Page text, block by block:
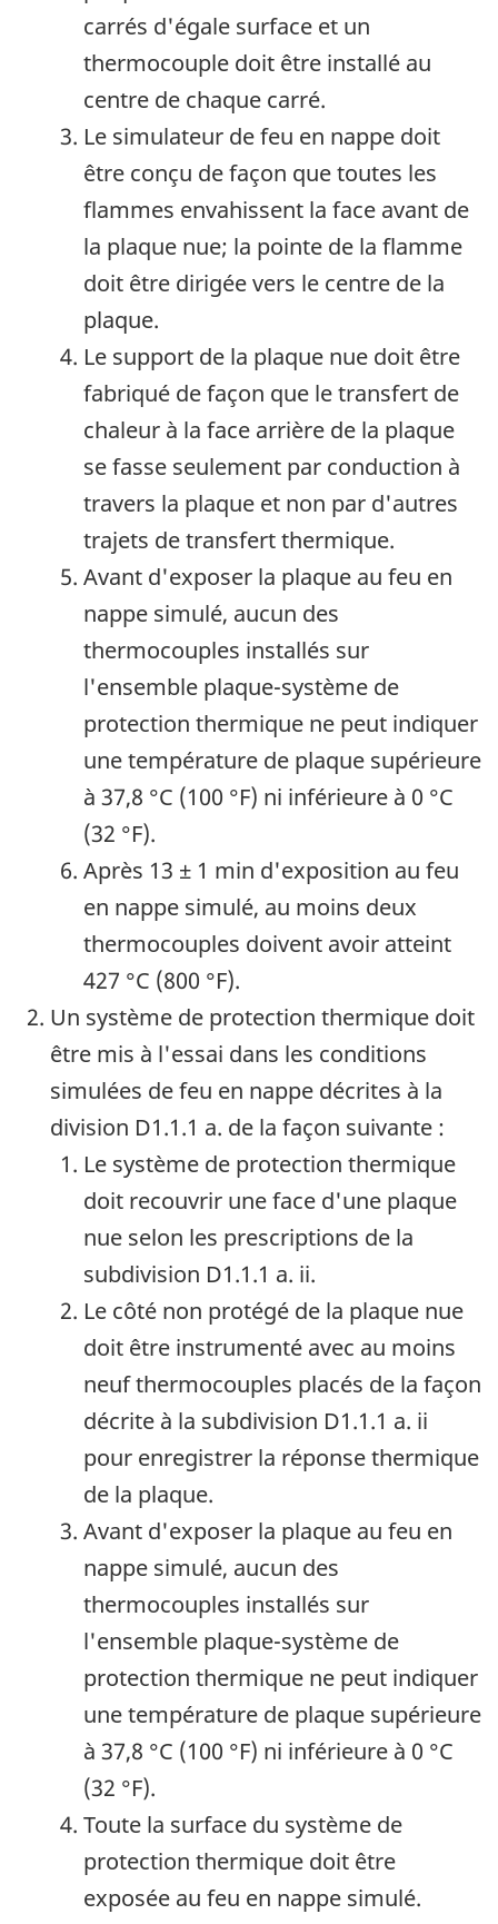
carrés d'égale surface et un
thermocouple doit être installé au
centre de chaque carré.
Le simulateur de feu en nappe doit
être conçu de façon que toutes les
flammes envahissent la face avant de
la plaque nue; la pointe de la flamme
doit être dirigée vers le centre de la
plaque.
Le support de la plaque nue doit être
fabriqué de façon que le transfert de
chaleur à la face arrière de la plaque
se fasse seulement par conduction à
travers la plaque et non par d'autres
trajets de transfert thermique.
Avant d'exposer la plaque au feu en
nappe simulé, aucun des
thermocouples installés sur
l'ensemble plaque-système de
protection thermique ne peut indiquer
une température de plaque supérieure
à 37,8 °C (100 °F) ni inférieure à 0 °C
(32 °F).
Après 13 ± 1 min d'exposition au feu
en nappe simulé, au moins deux
thermocouples doivent avoir atteint
427 °C (800 °F).
Un système de protection thermique doit
être mis à l'essai dans les conditions
simulées de feu en nappe décrites à la
division D1.1.1 a. de la façon suivante :
Le système de protection thermique
doit recouvrir une face d'une plaque
nue selon les prescriptions de la
subdivision D1.1.1 a. ii.
Le côté non protégé de la plaque nue
doit être instrumenté avec au moins
neuf thermocouples placés de la façon
décrite à la subdivision D1.1.1 a. ii
pour enregistrer la réponse thermique
de la plaque.
Avant d'exposer la plaque au feu en
nappe simulé, aucun des
thermocouples installés sur
l'ensemble plaque-système de
protection thermique ne peut indiquer
une température de plaque supérieure
à 37,8 °C (100 °F) ni inférieure à 0 °C
(32 °F).
Toute la surface du système de
protection thermique doit être
exposée au feu en nappe simulé.